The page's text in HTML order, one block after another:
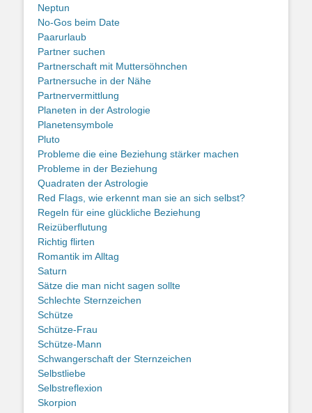
Neptun
No-Gos beim Date
Paarurlaub
Partner suchen
Partnerschaft mit Muttersöhnchen
Partnersuche in der Nähe
Partnervermittlung
Planeten in der Astrologie
Planetensymbole
Pluto
Probleme die eine Beziehung stärker machen
Probleme in der Beziehung
Quadraten der Astrologie
Red Flags, wie erkennt man sie an sich selbst?
Regeln für eine glückliche Beziehung
Reizüberflutung
Richtig flirten
Romantik im Alltag
Saturn
Sätze die man nicht sagen sollte
Schlechte Sternzeichen
Schütze
Schütze-Frau
Schütze-Mann
Schwangerschaft der Sternzeichen
Selbstliebe
Selbstreflexion
Skorpion